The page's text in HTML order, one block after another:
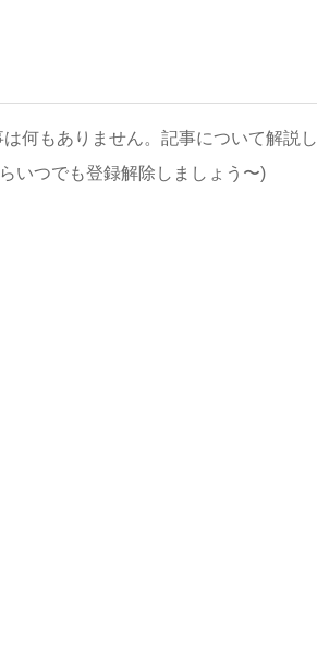
何もありません。記事について解説し
いつでも登録解除しましょう〜)